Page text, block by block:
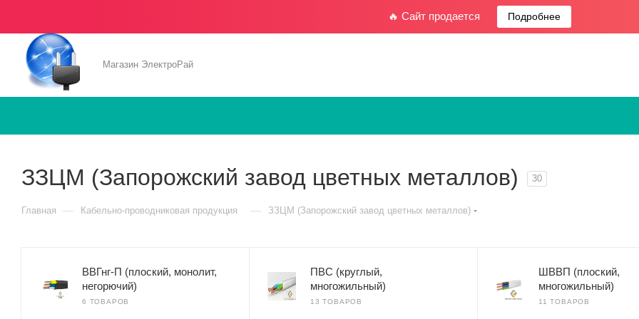
🔥 Сайт продается Подробнее
Магазин ЭлектроРай
ЗЗЦМ (Запорожский завод цветных металлов) 30
Главная — Кабельно-проводниковая продукция — ЗЗЦМ (Запорожский завод цветных металлов)
ВВГнг-П (плоский, монолит,
негорючий)
6 ТОВАРОВ
ПВС (круглый,
многожильный)
13 ТОВАРОВ
ШВВП (плоский,
многожильный)
11 ТОВАРОВ